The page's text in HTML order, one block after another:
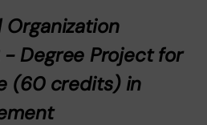
Degree Project for
(60 credits) in